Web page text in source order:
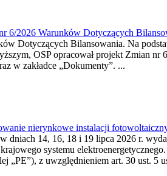
6/2026 Warunków Dotyczących
Dotyczących Bilansowania. Na
OSP opracował projekt Zmian
w zakładce „Dokumenty”. ...
nierynkowe instalacji
dniach 14, 16, 18 i 19 lipca 2026 r.
systemu
„PE”), z uwzględnieniem art. 30 ust. 5